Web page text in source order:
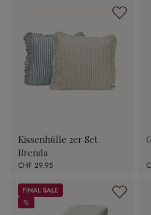
Kissenhülle 2er Set
Brenda
CHF 29.95
Sale
%
%